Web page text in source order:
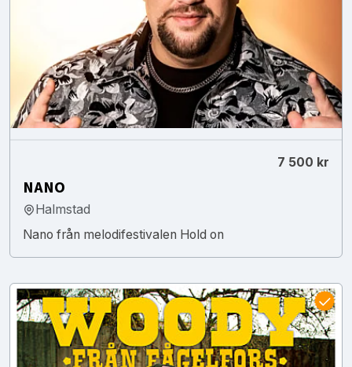
7 500 kr
NANO
Halmstad
Nano från melodifestivalen Hold on